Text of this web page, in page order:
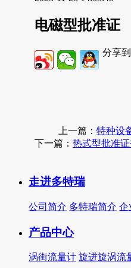
电磁型批准证
分享到
上一篇： 特种设
下一篇： 热式型批准证
走进多特瑞
公司简介 多特瑞简介 企
产品中心
涡街流量计 旋进旋涡流